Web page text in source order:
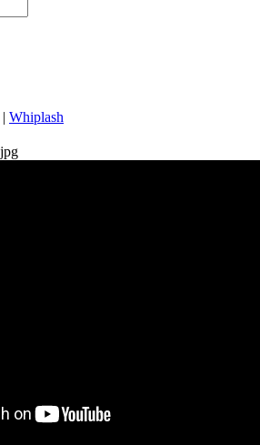
| Whiplash